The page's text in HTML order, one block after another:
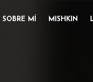
SOBRE MÍ MISHKIN